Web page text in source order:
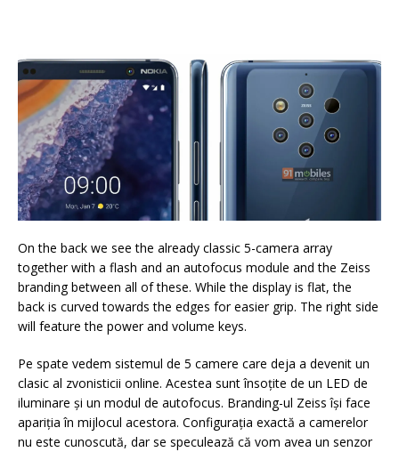
On the back we see the already classic 5-camera array
together with a flash and an autofocus module and the Zeiss
branding between all of these. While the display is flat, the
back is curved towards the edges for easier grip. The right side
will feature the power and volume keys.
Pe spate vedem sistemul de 5 camere care deja a devenit un
clasic al zvonisticii online. Acestea sunt însoțite de un LED de
iluminare și un modul de autofocus. Branding-ul Zeiss își face
apariția în mijlocul acestora. Configurația exactă a camerelor
nu este cunoscută, dar se speculează că vom avea un senzor